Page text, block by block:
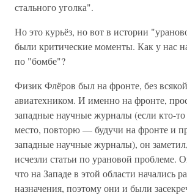
стального уголка".
Но это курьёз, но вот в истории
были критические моменты. Как у нас
по "бомбе"?
Физик Флёров был на фронте, без
авиатехником. И именно на фронте,
западные научные журналы (если кто-то
место, повторю — будучи на фронте и
западные научные журналы), он
исчезли статьи по урановой проблеме.
что на Западе в этой области начались
назначения, поэтому они и были